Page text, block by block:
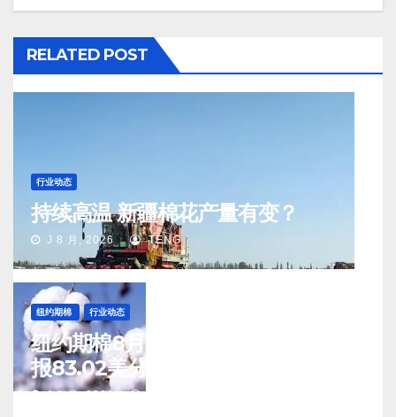
RELATED POST
行业动态
持续高温 新疆棉花产量有变？
J 8 月, 2026 TENG
纽约期棉 行业动态
纽约期棉8月5日(周三)收涨12月合约
报83.02美分/磅
J 8 月, 2026 TENG